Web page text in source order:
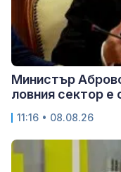
Министър
ловния сектор е
11:16 • 08.08.26